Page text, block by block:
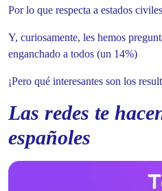
Por lo que respecta a estados
Y, curiosamente, les hemos
enganchado a todos (un 14%)
¡Pero qué interesantes son los
Las redes te
españoles